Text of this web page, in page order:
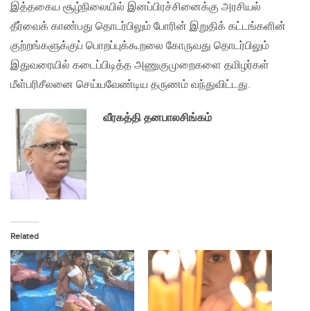
இத்தகைய சூழ்நிலையில் இனப்பிரச்சினைக்கு அரசியல்
தீர்வைக் காண்பது தொடர்பிலும் போரின் இறுதிக் கட்டங்களின்
குற்றங்களுக்குப் பொறப்புக்கூறலை கோருவது தொடர்பிலும்
இதுவரையில் கடைப்பிடித்த அணுகுமுறைகளை தமிழர்கள்
மீள்பரிசீலனை செய்யவேண்டிய தருணம் வந்துவிட்டது.
வீரகத்தி தனபாலசிங்கம்
Related